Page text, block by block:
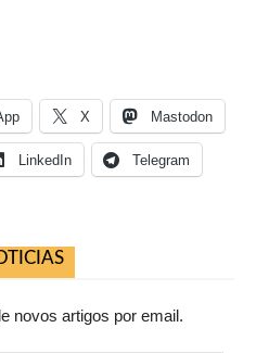
X Mastodon
LinkedIn Telegram
novos artigos por email.